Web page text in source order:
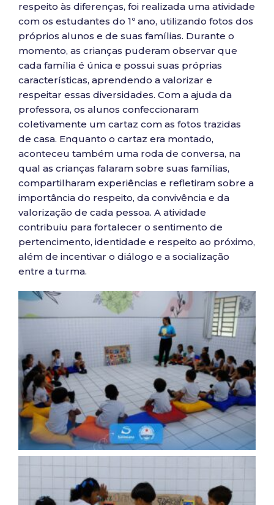
respeito às diferenças, foi realizada uma atividade
com os estudantes do 1º ano, utilizando fotos dos
próprios alunos e de suas famílias. Durante o
momento, as crianças puderam observar que
cada família é única e possui suas próprias
características, aprendendo a valorizar e
respeitar essas diversidades. Com a ajuda da
professora, os alunos confeccionaram
coletivamente um cartaz com as fotos trazidas
de casa. Enquanto o cartaz era montado,
aconteceu também uma roda de conversa, na
qual as crianças falaram sobre suas famílias,
compartilharam experiências e refletiram sobre a
importância do respeito, da convivência e da
valorização de cada pessoa. A atividade
contribuiu para fortalecer o sentimento de
pertencimento, identidade e respeito ao próximo,
além de incentivar o diálogo e a socialização
entre a turma.